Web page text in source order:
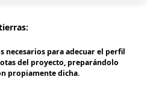
necesarios para adecuar el perfil
del proyecto, preparándolo
propiamente dicha.